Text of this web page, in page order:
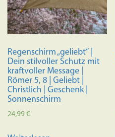
Regenschirm „geliebt“ |
Dein stilvoller Schutz mit
kraftvoller Message |
Römer 5, 8 | Geliebt |
Christlich | Geschenk |
Sonnenschirm
24,99€